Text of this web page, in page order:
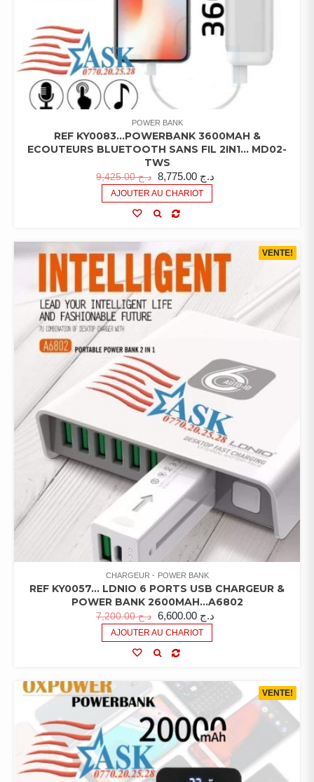
POWER BANK
REF KY0083…POWERBANK 3600MAH &
ECOUTEURS BLUETOOTH SANS FIL 2IN1… MD02-
TWS
د.ج9,425.00 د.ج
AJOUTER AU CHARIOT
VENTE!
CHARGEUR POWER BANK
REF KY0057… LDNIO 6 PORTS USB CHARGEUR &
POWER BANK 2600MAH…A6802
د.ج7,200.00 د.ج
AJOUTER AU CHARIOT
VENTE!